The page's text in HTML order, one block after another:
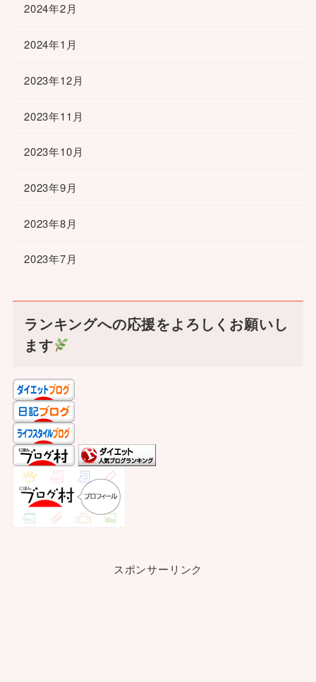
2024年2月
2024年1月
2023年12月
2023年11月
2023年10月
2023年9月
2023年8月
2023年7月
ランキングへの応援をよろしくお願いし
ます
スポンサーリンク